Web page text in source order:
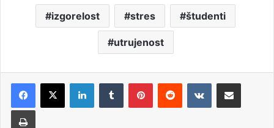
izgorelost stres študenti
utrujenost